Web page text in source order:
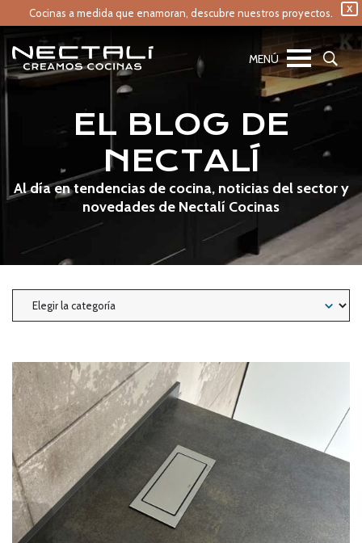
X
Cocinas a medida que enamoran, descubre nuestros proyectos.
EL BLOG DE
NECTALÍ
Al día en tendencias de cocina, noticias del sector y
novedades de Nectalí Cocinas